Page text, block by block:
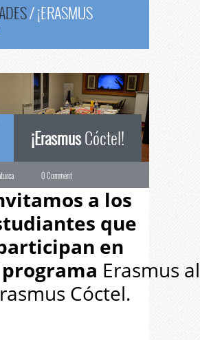
/¡ERASMUS
¡ErasmusCóctel!
0 Comment
a los
que
en
programa Erasmus al
Cóctel.